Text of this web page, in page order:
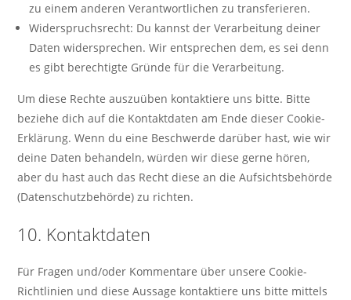
zu einem anderen Verantwortlichen zu transferieren.
Widerspruchsrecht: Du kannst der Verarbeitung deiner
Daten widersprechen. Wir entsprechen dem, es sei denn
es gibt berechtigte Gründe für die Verarbeitung.
Um diese Rechte auszuüben kontaktiere uns bitte. Bitte
beziehe dich auf die Kontaktdaten am Ende dieser Cookie-
Erklärung. Wenn du eine Beschwerde darüber hast, wie wir
deine Daten behandeln, würden wir diese gerne hören,
aber du hast auch das Recht diese an die Aufsichtsbehörde
(Datenschutzbehörde) zu richten.
10. Kontaktdaten
Für Fragen und/oder Kommentare über unsere Cookie-
Richtlinien und diese Aussage kontaktiere uns bitte mittels